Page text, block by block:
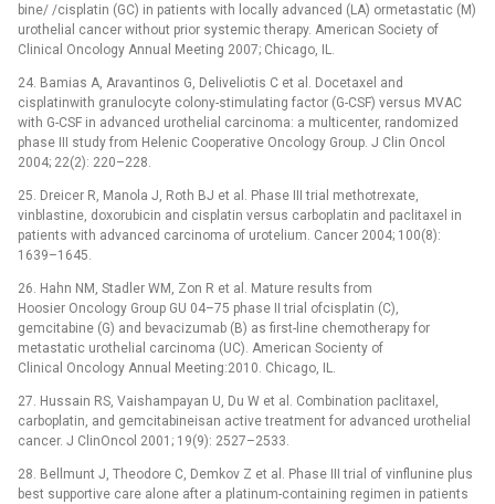
bine/ /cisplatin (GC) in patients with locally advanced (LA) ormetastatic (M)
urothelial cancer without prior systemic therapy. American Society of
Clinical Oncology Annual Meeting 2007; Chicago, IL.
24. Bamias A, Aravantinos G, Deliveliotis C et al. Docetaxel and
cisplatinwith granulocyte colony-stimulating factor (G-CSF) versus MVAC
with G-CSF in advan­ced urothelial carcinoma: a multicenter, rando­mized
phase III study from Helenic Cooperative Oncology Group. J Clin Oncol
2004; 22(2): 220–228.
25. Dreicer R, Manola J, Roth BJ et al. Phase III trial methotrexate,
vinblastine, doxorubicin and cisplatin versus carboplatin and paclitaxel in
patients with advanced carcinoma of urotelium. Cancer 2004; 100(8):
1639–1645.
26. Hahn NM, Stadler WM, Zon R et al. Mature results from
Hoosier Oncology Group GU 04–75 phase II trial ofcisplatin (C),
gemcitabine (G) and bevacizumab (B) as first-line chemotherapy for
metastatic urothelial carcinoma (UC). American Socienty of
Clinical Oncology Annual Meeting:2010. Chicago, IL.
27. Hussain RS, Vaishampayan U, Du W et al. Combi­nation paclitaxel,
carboplatin, and gemcitabineisan active treatment for advanced urothelial
cancer. J ClinOncol 2001; 19(9): 2527–2533.
28. Bellmunt J, Theodore C, Demkov Z et al. Phase III trial of vinflunine plus
best supportive care alone after a platinum-containing regimen in patients